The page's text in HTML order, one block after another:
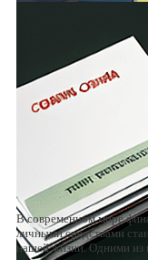
В современном мире
личными средствами
нашей жизни. Одними из